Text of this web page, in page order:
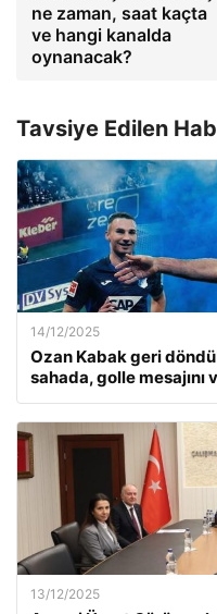
ne zaman, saat kaçta
ve hangi kanalda
oynanacak?
Tavsiye Edilen
14/12/2025
Ozan Kabak geri
sahada, golle mesajını
13/12/2025